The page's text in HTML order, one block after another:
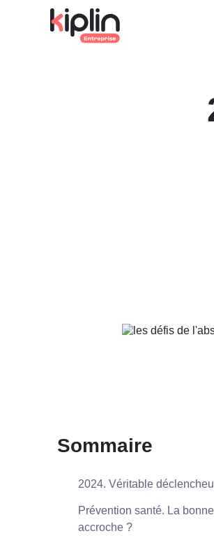
Cap sur Octobre Rose ! Le
Accueil Le Blog du bien-être au travail
Sommaire
2024. Véritable
Prévention santé. La bonne
accroche ?